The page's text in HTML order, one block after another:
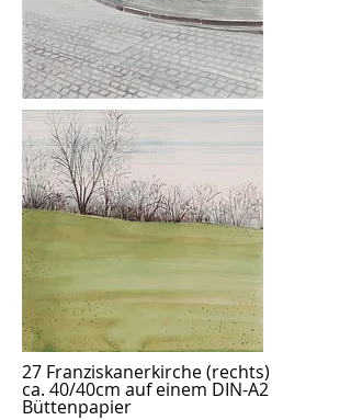
27 Franziskanerkirche(rechts)
ca. 40/40cm auf einem DIN-A2
Büttenpapier